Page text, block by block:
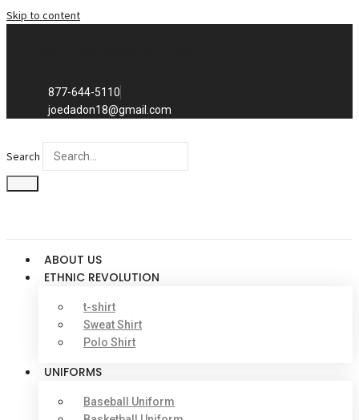
Skip to content
877-644-5110
joedadon18@gmail.com
Search
ABOUT US
ETHNIC REVOLUTION
t-shirt
Sweat Shirt
Polo Shirt
UNIFORMS
Baseball Uniform